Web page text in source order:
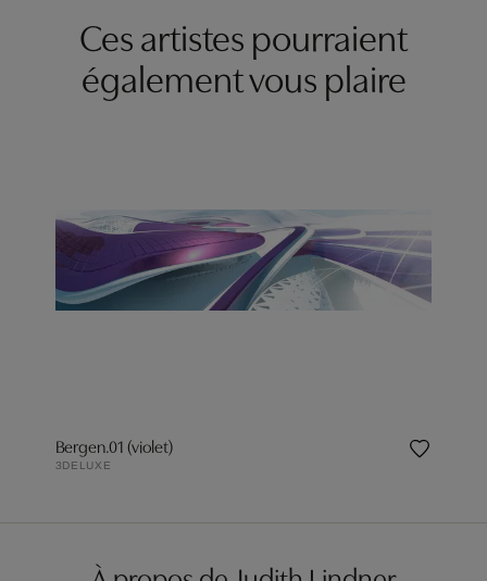
Ces artistes pourraient
également vous plaire
Bergen.01 (violet)
3DELUXE